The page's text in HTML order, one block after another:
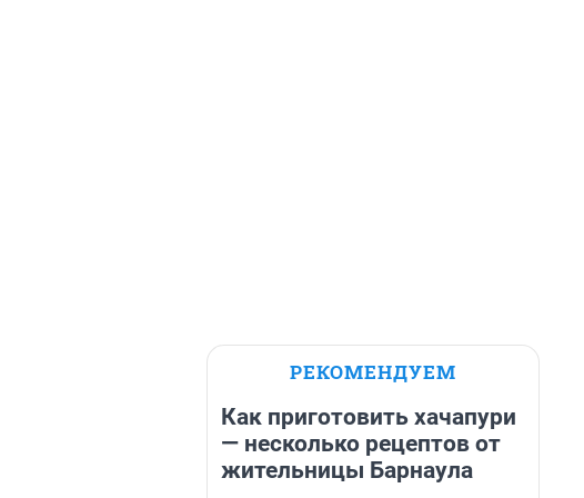
РЕКОМЕНДУЕМ
Как приготовить хачапури
— несколько рецептов от
жительницы Барнаула